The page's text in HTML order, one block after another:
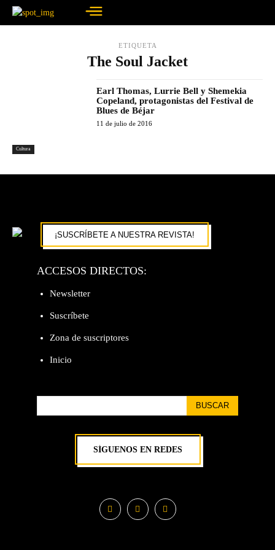
ETIQUETA
The Soul Jacket
Cultura
Earl Thomas, Lurrie Bell y Shemekia
Copeland, protagonistas del Festival de
Blues de Béjar
11 de julio de 2016
¡SUSCRÍBETE A NUESTRA REVISTA!
ACCESOS DIRECTOS:
Newsletter
Suscríbete
Zona de suscriptores
Inicio
BUSCAR
SÍGUENOS EN REDES